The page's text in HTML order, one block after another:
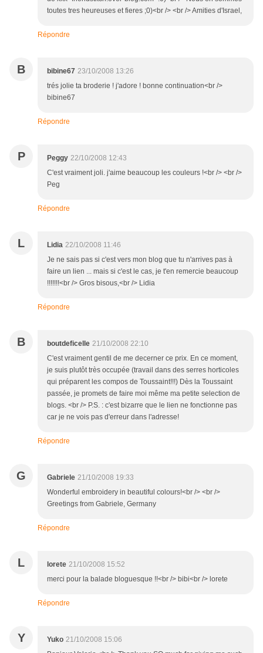
toutes tres heureuses et fieres ;0)<br /> <br /> Amities d'Israel,
Répondre
B bibine67 23/10/2008 13:26
trés jolie ta broderie ! j'adore ! bonne continuation<br />
bibine67
Répondre
P Peggy 22/10/2008 12:43
C'est vraiment joli. j'aime beaucoup les couleurs !<br /> <br />
Peg
Répondre
L Lidia 22/10/2008 11:46
Je ne sais pas si c'est vers mon blog que tu n'arrives pas à
faire un lien ... mais si c'est le cas, je t'en remercie beaucoup
!!!!!!!<br /> Gros bisous,<br /> Lidia
Répondre
B boutdeficelle 21/10/2008 22:10
C'est vraiment gentil de me decerner ce prix. En ce moment,
je suis plutôt très occupée (travail dans des serres horticoles
qui préparent les compos de Toussaint!!!) Dès la Toussaint
passée, je promets de faire moi même ma petite selection de
blogs. <br /> P.S. : c'est bizarre que le lien ne fonctionne pas
car je ne vois pas d'erreur dans l'adresse!
Répondre
G Gabriele 21/10/2008 19:33
Wonderful embroidery in beautiful colours!<br /> <br />
Greetings from Gabriele, Germany
Répondre
L lorete 21/10/2008 15:52
merci pour la balade bloguesque !!<br /> bibi<br /> lorete
Répondre
Y Yuko 21/10/2008 15:06